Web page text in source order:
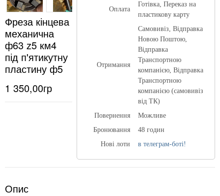
Фреза кінцева
механична
ф63 z5 км4
під п'ятикутну
пластину ф5
1 350,00гр
Оплата
Готівка, Переказ на
пластикову карту
Отримання
Самовивіз, Відправка
Новою Поштою,
Відправка
Транспортною
компанією, Відправка
Транспортною
компанією (самовивіз
від ТК)
Повернення
Можливе
Бронювання
48 годин
Нові лоти
в телеграм-боті!
Опис